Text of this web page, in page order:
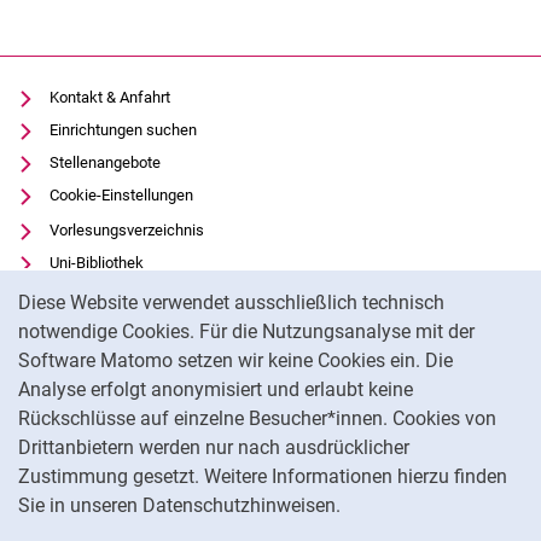
Diese Website verwendet ausschließlich technisch
notwendige Cookies. Für die Nutzungsanalyse mit der
Software Matomo setzen wir keine Cookies ein. Die
Analyse erfolgt anonymisiert und erlaubt keine
Rückschlüsse auf einzelne Besucher*innen. Cookies von
Drittanbietern werden nur nach ausdrücklicher
Zustimmung gesetzt. Weitere Informationen hierzu finden
Sie in unseren Datenschutzhinweisen.
PD Dr. Samuel Greef
Jan-Lukas Gruhler
Saara Inkinen
Christoph Seils
Elisabeth Weniger
Hilfskräfte
Lehrbeauftragte
Ehemalige Mitarbeiter:innen
Dr. Alexander Berzel
Moritz Butt
Dr. Oliver D'Antonio
Dr. Sascha Kristin Futh
Lukas Heller
Kontakt & Anfahrt
Einrichtungen suchen
Stellenangebote
Cookie-Einstellungen
Vorlesungsverzeichnis
Uni-Bibliothek
Moodle
Panopto
Datenschutz
Barrierefreiheit
Transparenter KI-Einsatz